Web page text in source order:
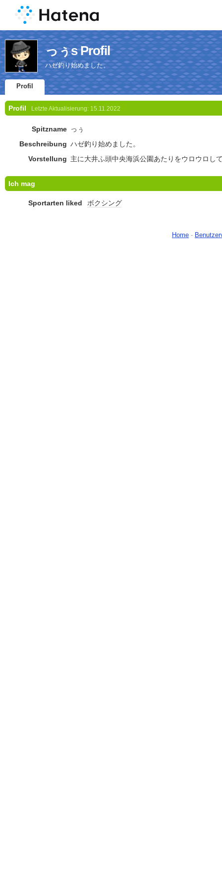
っぅs Profil
ハゼ釣り始めました。
Profil
Profil Letzte Aktualisierung: 15.11.2022
Spitzname っぅ
Beschreibung ハゼ釣り始めました。
Vorstellung 主に大井ふ頭中央海浜公園あたりをウロウロし
Ich mag
Sportarten liked ボクシング
Home -